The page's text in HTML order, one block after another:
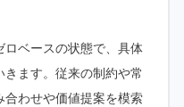
ベースの状態で、具体
ます。従来の制約や常
わせや価値提案を模索